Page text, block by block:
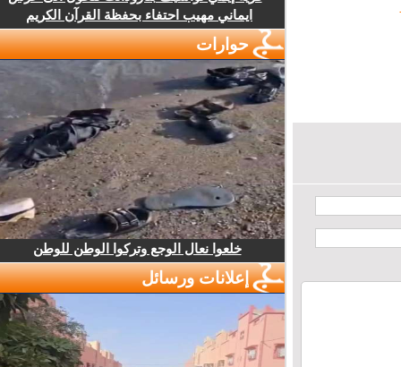
ايماني مهيب احتفاء بحفظة القرآن الكريم
حوارات
خلعوا نعال الوجع وتركوا الوطن للوطن
إعلانات ورسائل